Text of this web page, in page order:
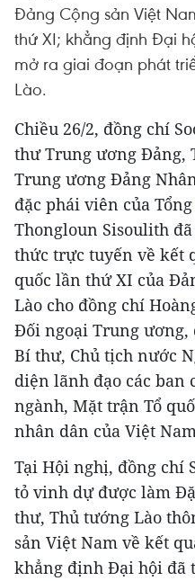
Đảng Cộng sản Việt
thứ XI; khẳng định Đại
mở ra giai đoạn phát
Lào.
Chiều 26/2, đồng chí
thư Trung ương Đảng,
Trung ương Đảng
đặc phái viên của
Thongloun Sisoulith
thức trực tuyến về kết
quốc lần thứ XI của
Lào cho đồng chí
Đối ngoại Trung ương,
Bí thư, Chủ tịch nước
diện lãnh đạo các ban
ngành, Mặt trận Tổ
nhân dân của Việt
Tại Hội nghị, đồng chí
tỏ vinh dự được làm
thư, Thủ tướng Lào
sản Việt Nam về kết
khẳng định Đại hội đã